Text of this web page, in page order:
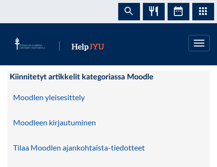
Siirry
sivun
sisältöön
Tietämyskanta
Kiinnitetyt artikkelit kategoriassa Moodle
Moodlen yleisesittely
Moodleen kirjautuminen
Tilaa Moodlen ajankohtaista-tiedotteet